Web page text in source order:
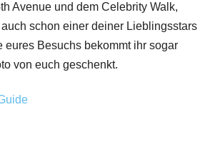
Avenue und dem Celebrity Walk,
schon einer deiner Lieblingsstars
eures Besuchs bekommt ihr sogar
von euch geschenkt.